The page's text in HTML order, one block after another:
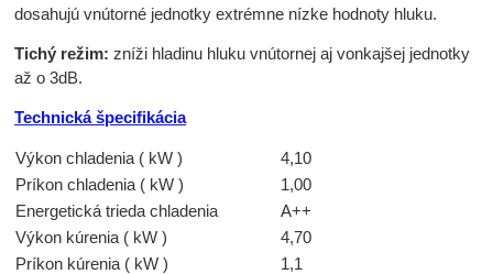
dosahujú vnútorné jednotky extrémne nízke hodnoty hluku.
Tichý režim: zníži hladinu hluku vnútornej aj vonkajšej jednotky
až o 3dB.
Technická špecifikácia
Výkon chladenia ( kW )
4,10
Príkon chladenia ( kW )
1,00
Energetická trieda chladenia
A++
Výkon kúrenia ( kW )
4,70
Príkon kúrenia ( kW )
1,1